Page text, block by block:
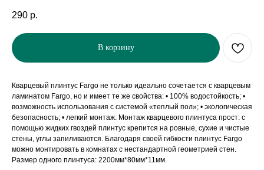
290 р.
В корзину
Кварцевый плинтус Fargo не только идеально сочетается с кварцевым
ламинатом Fargo, но и имеет те же свойства: • 100% водостойкость; •
возможность использования с системой «теплый пол»; • экологическая
безопасность; • легкий монтаж. Монтаж кварцевого плинтуса прост: с
помощью жидких гвоздей плинтус крепится на ровные, сухие и чистые
стены, углы запиливаются. Благодаря своей гибкости плинтус Fargo
можно монтировать в комнатах с нестандартной геометрией стен.
Размер одного плинтуса: 2200мм*80мм*11мм.